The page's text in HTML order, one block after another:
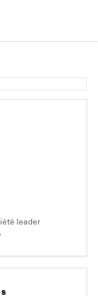
leader
EN
500